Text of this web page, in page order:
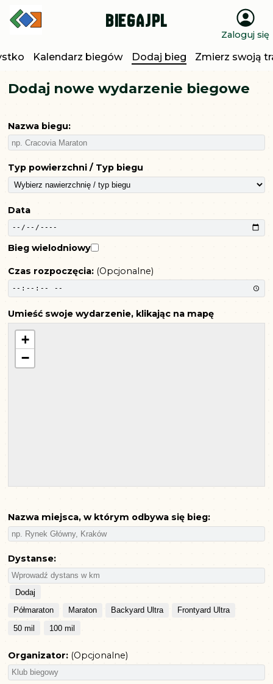
BiegajPL
Zaloguj się
Kalendarz biegów Dodaj bieg Zmierz swoją
Dodaj nowe wydarzenie biegowe
Nazwa biegu:
Typ powierzchni / Typ biegu
Data
Bieg wielodniowy
Czas rozpoczęcia: (Opcjonalne)
Umieść swoje wydarzenie, klikając na mapę
+
−
Nazwa miejsca, w którym odbywa się bieg:
Dystanse:
Dodaj
Półmaraton
Maraton Backyard Ultra
Frontyard Ultra
50 mil
100 mil
Organizator: (Opcjonalne)